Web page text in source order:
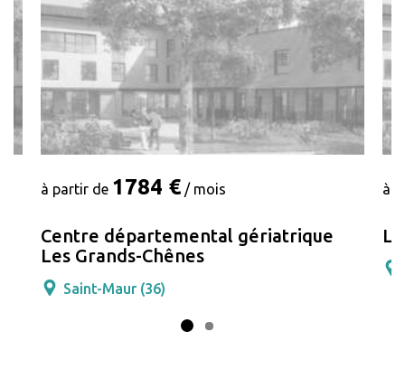
à partir de 1784 € / mois
Centre départemental gériatrique
Les Grands-Chênes
Saint-Maur (36)
à